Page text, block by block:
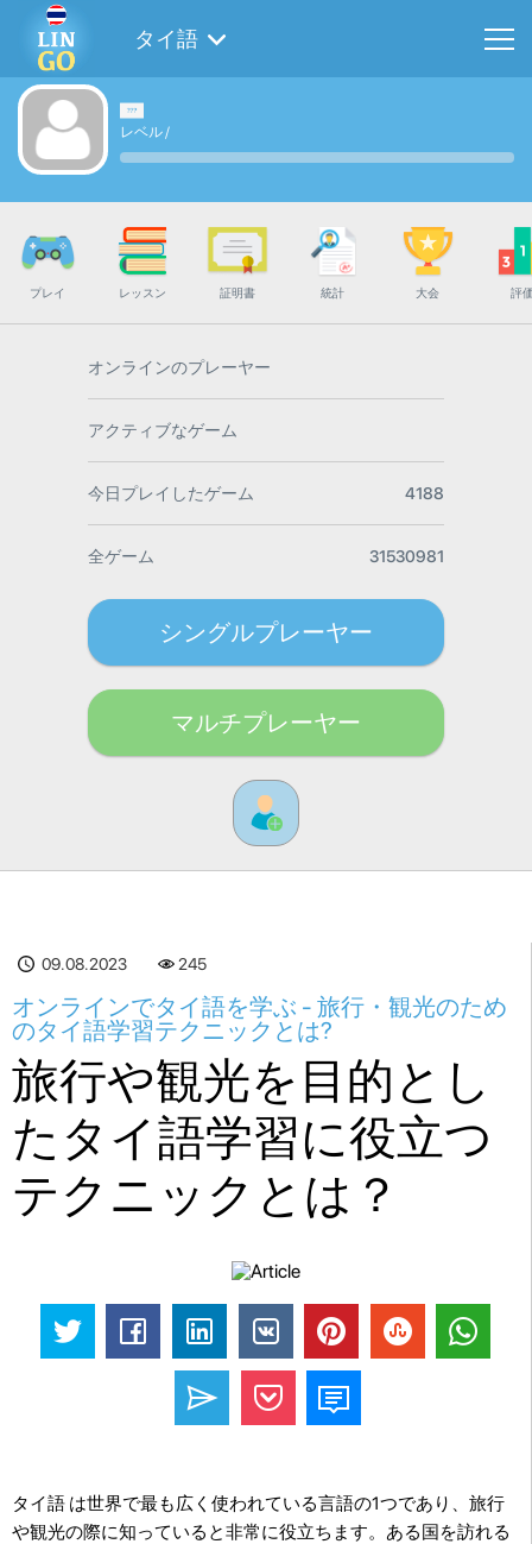
タイ語
レベル/
プレイ レッスン 証明書 統計 大会 評
オンラインのプレーヤー
アクティブなゲーム
今日プレイしたゲーム 4188
全ゲーム 31530981
シングルプレーヤー
マルチプレーヤー
09.08.2023 245
オンラインでタイ語を学ぶ - 旅行・観光のため
のタイ語学習テクニックとは?
旅行や観光を目的とし
たタイ語学習に役立つ
テクニックとは？
タイ語 は世界で最も広く使われている言語の1つであり、旅行
や観光の際に知っていると非常に役立ちます。ある国を訪れる